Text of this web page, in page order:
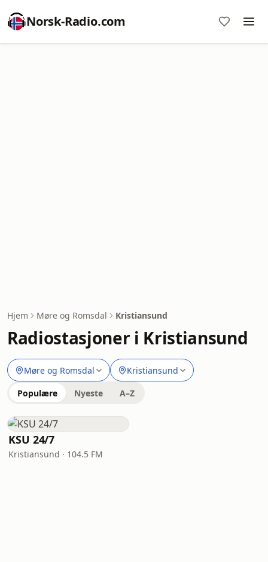
Norsk-Radio.com
Hjem Møre og Romsdal Kristiansund
Radiostasjoner i Kristiansund
Møre og Romsdal Kristiansund
Populære Nyeste A–Z
KSU 24/7
Kristiansund · 104.5 FM